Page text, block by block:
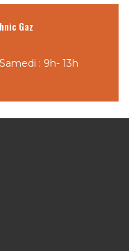
Gaz
: 9h- 13h